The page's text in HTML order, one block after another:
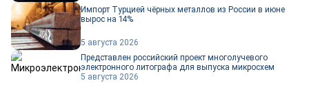
Импорт Турцией чёрных металлов из России в июне
вырос на 14%
5 августа 2026
Представлен российский проект многолучевого
электронного литографа для выпуска микросхем
5 августа 2026